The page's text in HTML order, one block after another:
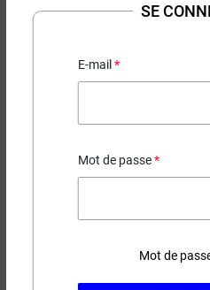
SE
E-mail
Mot de passe
Mot de
ALFALIQUID
Classic blond